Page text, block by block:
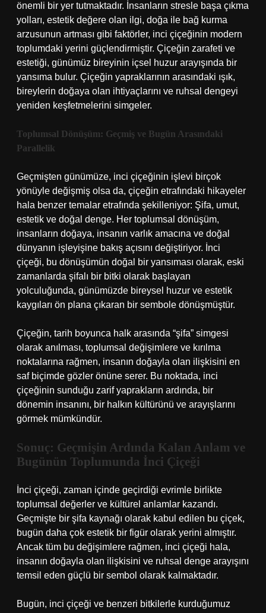
önemli bir yer tutmaktadır. İnsanların stresle başa çıkma
yolları, estetik değere olan ilgi, doğa ile bağ kurma
arzusunun artması gibi faktörler, inci çiçeğinin modern
toplumdaki yerini güçlendirmiştir. Çiçeğin zarafeti ve
estetiği, günümüz bireyinin içsel huzur arayışında bir
yansıma bulur. Çiçeğin yapraklarının arasındaki ışık,
bireylerin doğaya olan ihtiyaçlarını ve ruhsal dengeyi
yeniden keşfetmelerini simgeler.
Toplumsal Dönüşüm: Geçmiş ve Bugün Arasındaki
Parallelik
Geçmişten günümüze, inci çiçeğinin işlevi birçok
yönüyle değişmiş olsa da, çiçeğin etrafındaki hikayeler
hala benzer temalar etrafında şekilleniyor: Şifa, umut,
estetik ve doğal denge. Her toplumsal dönüşüm,
insanların doğaya, insanın varlık amacına ve doğal
dünyanın işleyişine bakış açısını değiştiriyor. İnci
çiçeği, bu dönüşümün doğal bir yansıması olarak, eski
zamanlarda şifalı bir bitki olarak başlayan
yolculuğunda, günümüzde bireysel huzur ve estetik
kaygıları ön plana çıkaran bir sembole dönüşmüştür.
Çiçeğin, tarih boyunca halk arasında “şifa” simgesi
olarak anılması, toplumsal değişimlere ve kırılma
noktalarına rağmen, insanın doğayla olan ilişkisini en
saf biçimde gözler önüne serer. Bu noktada, inci
çiçeğinin sunduğu zarif yaprakların ardında, bir
dönemin insanını, bir halkın kültürünü ve arayışlarını
görmek mümkündür.
Sonuç: Geçmişin Ardında Kalan Anlam ve
Bugünün Toplumunda İnci Çiçeği
İnci çiçeği, zaman içinde geçirdiği evrimle birlikte
toplumsal değerler ve kültürel anlamlar kazandı.
Geçmişte bir şifa kaynağı olarak kabul edilen bu çiçek,
bugün daha çok estetik bir figür olarak yerini almıştır.
Ancak tüm bu değişimlere rağmen, inci çiçeği hala,
insanın doğayla olan ilişkisini ve ruhsal denge arayışını
temsil eden güçlü bir sembol olarak kalmaktadır.
Bugün, inci çiçeği ve benzeri bitkilerle kurduğumuz